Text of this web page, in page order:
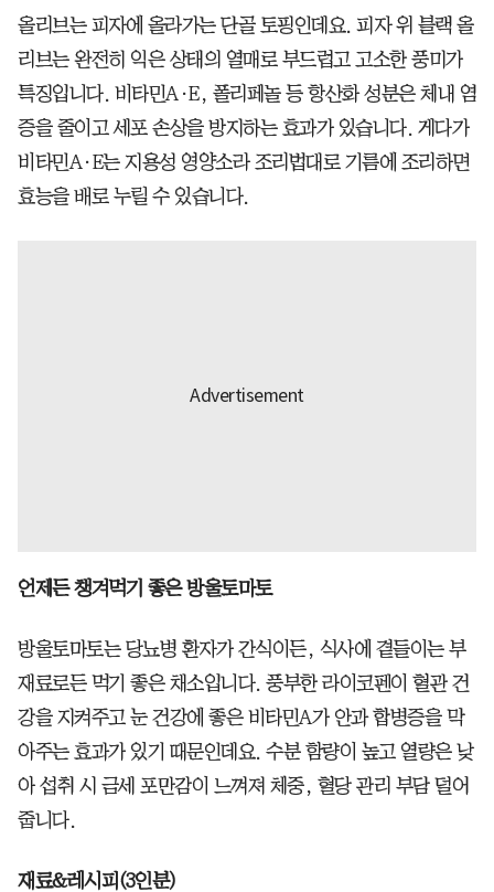
올리브는 피자에 올라가는 단골 토핑인데요. 피자 위 블랙 올
리브는 완전히 익은 상태의 열매로 부드럽고 고소한 풍미가
특징입니다. 비타민A·E, 폴리페놀 등 항산화 성분은 체내 염
증을 줄이고 세포 손상을 방지하는 효과가 있습니다. 게다가
비타민A·E는 지용성 영양소라 조리법대로 기름에 조리하면
효능을 배로 누릴 수 있습니다.
언제든 챙겨먹기 좋은 방울토마토
방울토마토는 당뇨병 환자가 간식이든, 식사에 곁들이는 부
재료로든 먹기 좋은 채소입니다. 풍부한 라이코펜이 혈관 건
강을 지켜주고 눈 건강에 좋은 비타민A가 안과 합병증을 막
아주는 효과가 있기 때문인데요. 수분 함량이 높고 열량은 낮
아 섭취 시 금세 포만감이 느껴져 체중, 혈당 관리 부담 덜어
줍니다.
재료&레시피(3인분)